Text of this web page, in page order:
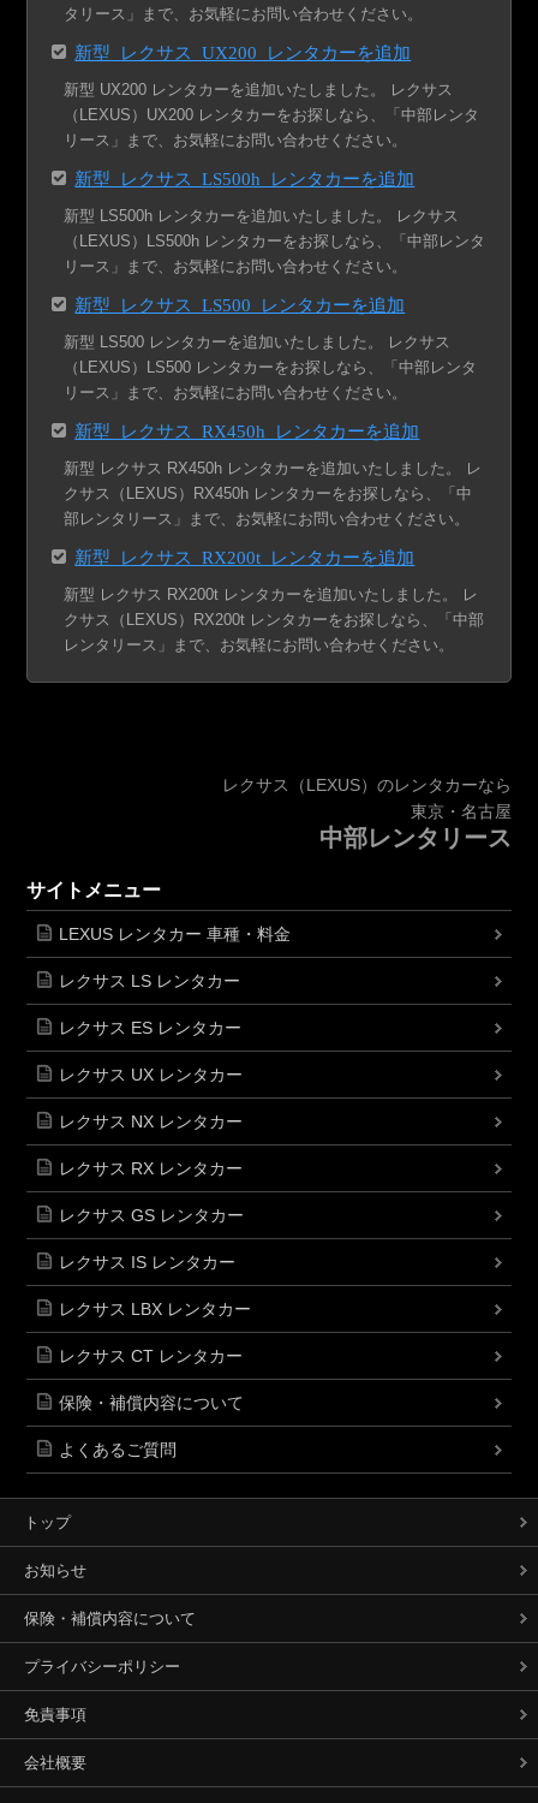
タリース」まで、お気軽にお問い合わせください。
新型 レクサス UX200 レンタカーを追加
新型 UX200 レンタカーを追加いたしました。 レクサス
（LEXUS）UX200 レンタカーをお探しなら、「中部レンタ
リース」まで、お気軽にお問い合わせください。
新型 レクサス LS500h レンタカーを追加
新型 LS500h レンタカーを追加いたしました。 レクサス
（LEXUS）LS500h レンタカーをお探しなら、「中部レンタ
リース」まで、お気軽にお問い合わせください。
新型 レクサス LS500 レンタカーを追加
新型 LS500 レンタカーを追加いたしました。 レクサス
（LEXUS）LS500 レンタカーをお探しなら、「中部レンタ
リース」まで、お気軽にお問い合わせください。
新型 レクサス RX450h レンタカーを追加
新型 レクサス RX450h レンタカーを追加いたしました。 レ
クサス（LEXUS）RX450h レンタカーをお探しなら、「中
部レンタリース」まで、お気軽にお問い合わせください。
新型 レクサス RX200t レンタカーを追加
新型 レクサス RX200t レンタカーを追加いたしました。 レ
クサス（LEXUS）RX200t レンタカーをお探しなら、「中部
レンタリース」まで、お気軽にお問い合わせください。
レクサス（LEXUS）のレンタカーなら
東京・名古屋
中部レンタリース
サイトメニュー
LEXUS レンタカー 車種・料金
レクサス LS レンタカー
レクサス ES レンタカー
レクサス UX レンタカー
レクサス NX レンタカー
レクサス RX レンタカー
レクサス GS レンタカー
レクサス IS レンタカー
レクサス LBX レンタカー
レクサス CT レンタカー
保険・補償内容について
よくあるご質問
トップ
お知らせ
保険・補償内容について
プライバシーポリシー
免責事項
会社概要